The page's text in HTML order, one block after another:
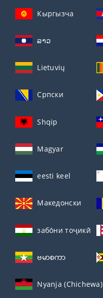
Кыргызча
ລາວ
Lietuvių
Српски
Shqip
Magyar
eesti keel
Македонски
забо́ни тоҷикӣ́
ဗမာစကာ
Nyanja (Chichewa)